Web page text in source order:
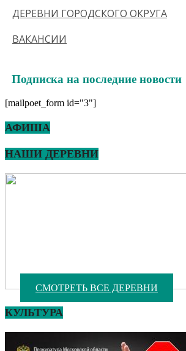
ДЕРЕВНИ ГОРОДСКОГО ОКРУГА
ВАКАНСИИ
Подписка на последние новости
[mailpoet_form id="3"]
АФИША
НАШИ ДЕРЕВНИ
СМОТРЕТЬ ВСЕ ДЕРЕВНИ
КУЛЬТУРА